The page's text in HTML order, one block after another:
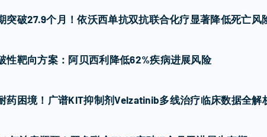
突破27.9个月！依沃西单抗双抗联合化疗显著降低死亡风
性靶向方案：阿贝西利降低62%疾病进展风险
药困境！广谱KIT抑制剂Velzatinib多线治疗临床数据全解